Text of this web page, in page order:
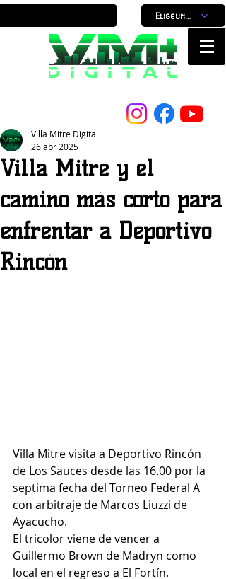
Elige un horario
Villa Mitre y el
camino más corto para
enfrentar a Deportivo
Rincón
Villa Mitre Digital
26 abr 2025
Villa Mitre visita a Deportivo Rincón
de Los Sauces desde las 16.00 por la
septima fecha del Torneo Federal A
con arbitraje de Marcos Liuzzi de
Ayacucho.
El tricolor viene de vencer a
Guillermo Brown de Madryn como
local en el regreso a El Fortín.